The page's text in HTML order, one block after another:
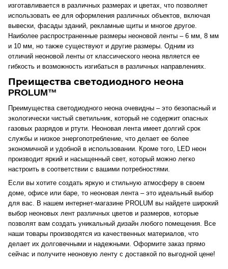
изготавливается в различных размерах и цветах, что позволяет
использовать ее для оформления различных объектов, включая
вывески, фасады зданий, рекламные щиты и многое другое.
Наиболее распространенные размеры неоновой ленты – 6 мм, 8 мм
и 10 мм, но также существуют и другие размеры. Одним из
отличий неоновой ленты от классического неона является ее
гибкость и возможность изгибаться в различных направлениях.
Преищества светодиодного неона
PROLUM™
Преимущества светодиодного неона очевидны – это безопасный и
экологически чистый светильник, который не содержит опасных
газовых разрядов и ртути. Неоновая лента имеет долгий срок
службы и низкое энергопотребление, что делает ее более
экономичной и удобной в использовании. Кроме того, LED неон
производит яркий и насыщенный свет, который можно легко
настроить в соответствии с вашими потребностями.
Если вы хотите создать яркую и стильную атмосферу в своем
доме, офисе или баре, то неоновая лента – это идеальный выбор
для вас. В нашем интернет-магазине PROLUM вы найдете широкий
выбор неоновых лент различных цветов и размеров, которые
позволят вам создать уникальный дизайн любого помещения. Все
наши товары производятся из качественных материалов, что
делает их долговечными и надежными. Оформите заказ прямо
сейчас и получите неоновую ленту с доставкой по выгодной цене!